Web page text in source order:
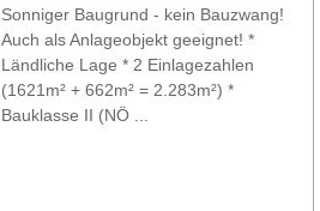
Sonniger Baugrund - kein Bauzwang!
Auch als Anlageobjekt geeignet! *
Ländliche Lage * 2 Einlagezahlen
(1621m² + 662m² = 2.283m²) *
Bauklasse II (NÖ ...